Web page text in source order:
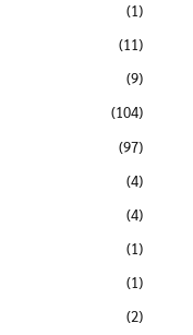
(1)
(11)
(9)
(104)
(97)
(4)
(4)
(1)
(1)
(2)